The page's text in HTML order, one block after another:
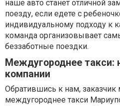
наше авто станет отличной
поезду, если едете с
индивидуальному подходу к
команда организовывает
беззаботные поездки.
Междугороднее такси:
компании
Обратившись к нам, заказчик
междугороднее такси